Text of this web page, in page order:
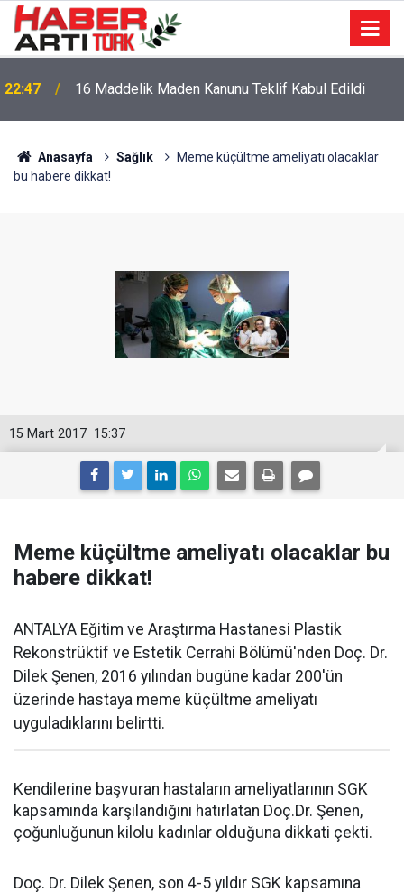
22:47 16 Maddelik Maden Kanunu Teklif Kabul Edildi
Anasayfa Sağlık
Meme küçültme ameliyatı olacaklar
bu habere dikkat!
15:37
15 Mart 2017
Meme küçültme ameliyatı olacaklar bu
habere dikkat!
ANTALYA Eğitim ve Araştırma Hastanesi Plastik
Rekonstrüktif ve Estetik Cerrahi Bölümü'nden Doç. Dr.
Dilek Şenen, 2016 yılından bugüne kadar 200'ün
üzerinde hastaya meme küçültme ameliyatı
uyguladıklarını belirtti.
Kendilerine başvuran hastaların ameliyatlarının SGK
kapsamında karşılandığını hatırlatan Doç.Dr. Şenen,
çoğunluğunun kilolu kadınlar olduğuna dikkati çekti.
Doç. Dr. Dilek Şenen, son 4-5 yıldır SGK kapsamına